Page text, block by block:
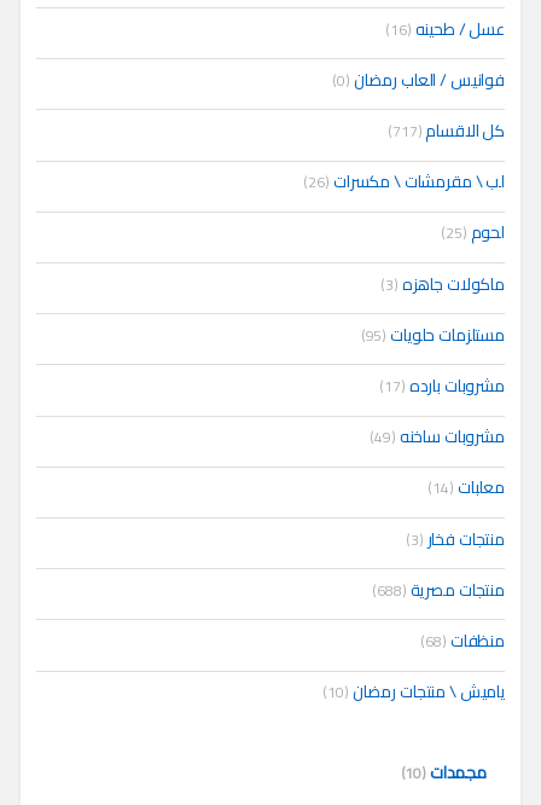
عسل / طحينه(16)
فوانيس / العاب رمضان(0)
كل الاقسام(717)
لب \ مقرمشات \ مكسرات(26)
لحوم(25)
ماكولات جاهزه(3)
مستلزمات حلويات(95)
مشروبات بارده(17)
مشروبات ساخنه(49)
معلبات(14)
منتجات فخار (3)
منتجات مصرية(688)
منظفات(68)
ياميش \ منتجات رمضان(10)
مجمدات(10)